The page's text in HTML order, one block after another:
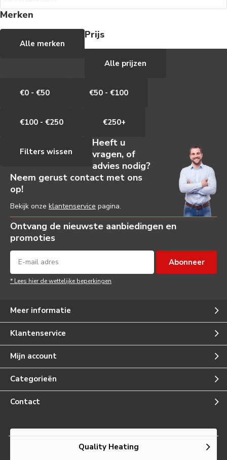
Merken
Alle merken
Prijs
Alle prijzen
€0 - €50 €50 - €100
€100 - €250 €250+
Filters wissen
Heeft u
vragen, of
advies nodig?
Neem gerust contact met ons
op!
Bekijk onze klantenservice pagina.
Ontvang de nieuwste aanbiedingen en
promoties
Abonneer
* Lees hier de wettelijke beperkingen
Meer informatie
Klantenservice
Mijn account
Categorieën
Contact
Quality Heating